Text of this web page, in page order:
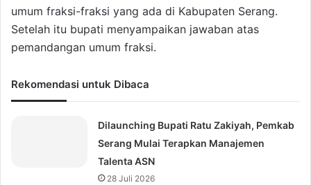
umum fraksi-fraksi yang ada di Kabupaten Serang.
Setelah itu bupati menyampaikan jawaban atas
pemandangan umum fraksi.
Rekomendasi untuk Dibaca
Dilaunching Bupati Ratu Zakiyah, Pemkab
Serang Mulai Terapkan Manajemen
Talenta ASN
28 Juli 2026